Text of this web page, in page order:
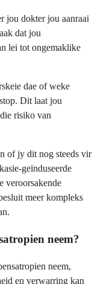
jou dokter jou aanraai
dat jou
lei tot ongemaklike
dae of weke
Dit laat jou
risiko van
of jy dit nog steeds vir
geïnduseerde
veroorsakende
meer kompleks
neem?
neem,
en verwarring kan